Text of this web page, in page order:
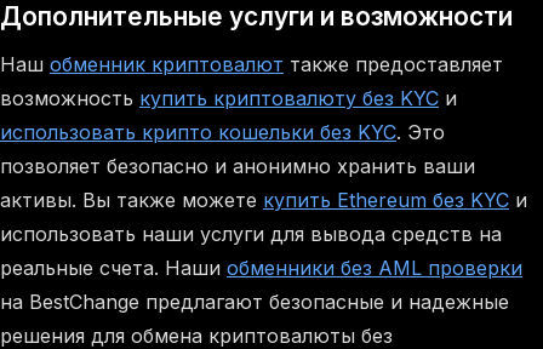
Дополнительные услуги и возможности
Наш обменник криптовалют также предоставляет
возможность купить криптовалюту без KYC и
использовать крипто кошельки без KYC. Это
позволяет безопасно и анонимно хранить ваши
активы. Вы также можете купить Ethereum без KYC и
использовать наши услуги для вывода средств на
реальные счета. Наши обменники без AML проверки
на BestChange предлагают безопасные и надежные
решения для обмена криптовалюты без